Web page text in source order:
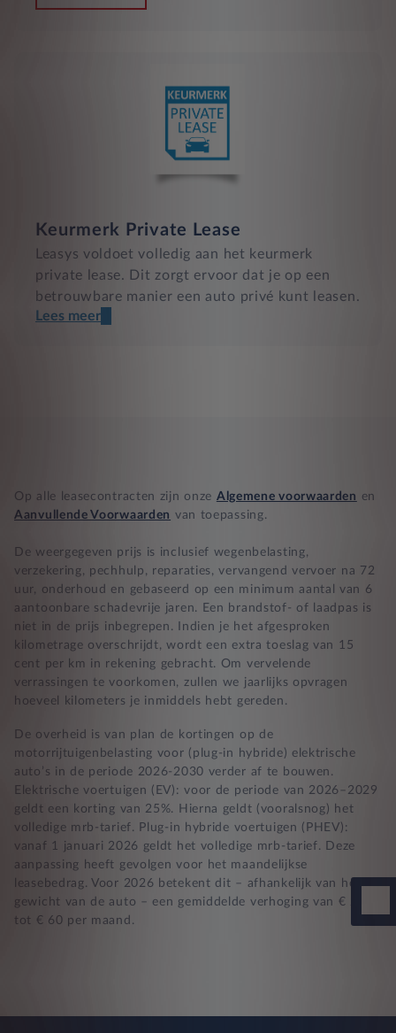
Keurmerk Private Lease
Leasys voldoet volledig aan het keurmerk
private lease. Dit zorgt ervoor dat je op een
betrouwbare manier een auto privé kunt leasen.
Zekerheid bij klachten
Lees meer
Op alle leasecontracten zijn onze Algemene voorwaarden en
Aanvullende Voorwaarden van toepassing.
De weergegeven prijs is inclusief wegenbelasting,
verzekering, pechhulp, reparaties, vervangend vervoer na 72
uur, onderhoud en gebaseerd op een minimum aantal van 6
aantoonbare schadevrije jaren. Een brandstof- of laadpas is
niet in de prijs inbegrepen. Indien je het afgesproken
kilometrage overschrijdt, wordt een extra toeslag van 15
cent per km in rekening gebracht. Om vervelende
verrassingen te voorkomen, zullen we jaarlijks opvragen
hoeveel kilometers je inmiddels hebt gereden.
De overheid is van plan de kortingen op de
motorrijtuigenbelasting voor (plug-in hybride) elektrische
auto’s in de periode 2026-2030 verder af te bouwen.
Elektrische voertuigen (EV): voor de periode van 2026–2029
geldt een korting van 25%. Hierna geldt (vooralsnog) het
volledige mrb-tarief. Plug-in hybride voertuigen (PHEV):
vanaf 1 januari 2026 geldt het volledige mrb-tarief. Deze
aanpassing heeft gevolgen voor het maandelijkse
leasebedrag. Voor 2026 betekent dit – afhankelijk van het
gewicht van de auto – een gemiddelde verhoging van € 25
tot € 60 per maand.